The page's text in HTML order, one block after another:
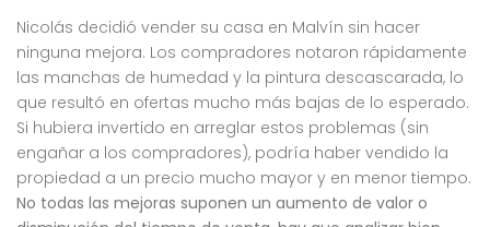
Nicolás decidió vender su casa en Malvín sin hacer
ninguna mejora. Los compradores notaron rápidamente
las manchas de humedad y la pintura descascarada, lo
que resultó en ofertas mucho más bajas de lo esperado.
Si hubiera invertido en arreglar estos problemas (sin
engañar a los compradores), podría haber vendido la
propiedad a un precio mucho mayor y en menor tiempo.
No todas las mejoras suponen un aumento de valor o